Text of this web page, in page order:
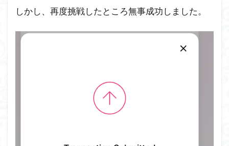
しかし、再度挑戦したところ無事成功しました。